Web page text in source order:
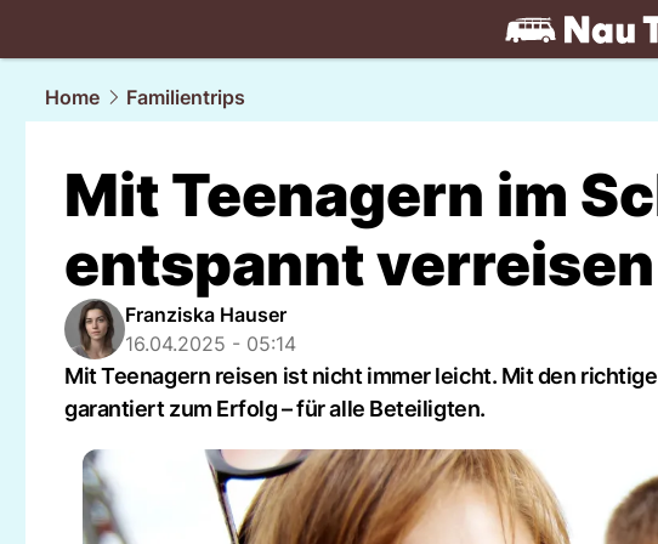
travel.NAU.ch
Home
Familientrips
Mit Teenagern im
entspannt verreisen
Franziska Hauser
16.04.2025 - 05:14
Mit Teenagern reisen ist nicht immer leicht. Mit den
garantiert zum Erfolg – für alle Beteiligten.